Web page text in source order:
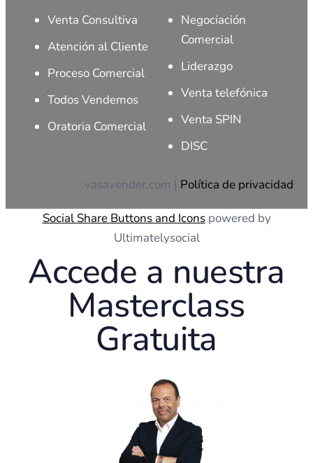
Venta Consultiva
Atención al Cliente
Proceso Comercial
Todos Vendemos
Oratoria Comercial
Negociación
Comercial
Liderazgo
Venta telefónica
Venta SPIN
DISC
vasavender.com | Política de privacidad
Social Share Buttons and Iconspowered by
Ultimatelysocial
Accede a nuestra
Masterclass
Gratuita